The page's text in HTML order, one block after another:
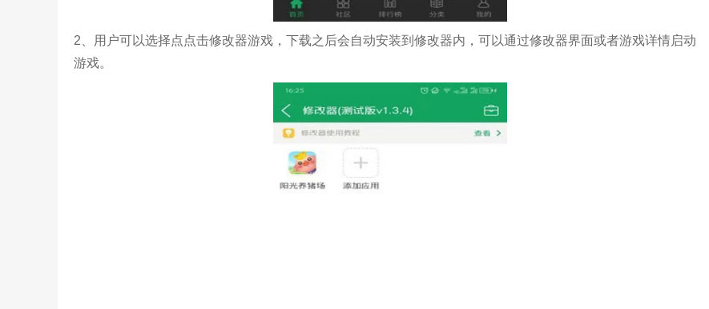
2、用户可以选择点点击修改器游戏，下载之后会自动安装到修改器内，可以通过修改器界面或者游戏详情启动
游戏。